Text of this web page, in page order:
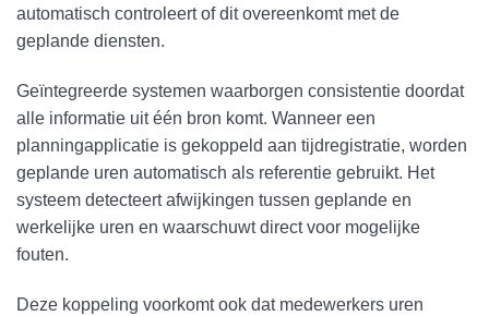
automatisch controleert of dit overeenkomt met de
geplande diensten.
Geïntegreerde systemen waarborgen consistentie doordat
alle informatie uit één bron komt. Wanneer een
planningapplicatie is gekoppeld aan tijdregistratie, worden
geplande uren automatisch als referentie gebruikt. Het
systeem detecteert afwijkingen tussen geplande en
werkelijke uren en waarschuwt direct voor mogelijke
fouten.
Deze koppeling voorkomt ook dat medewerkers uren